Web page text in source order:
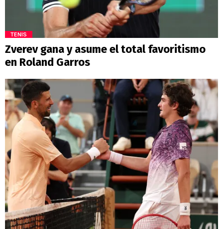
TENIS
Zverev gana y asume el total favoritismo
en Roland Garros